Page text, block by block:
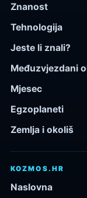
Znanost
Tehnologija
Jeste li znali?
Međuzvjezdani
Mjesec
Egzoplaneti
Zemlja i okoliš
KOZMOS.HR
Naslovna